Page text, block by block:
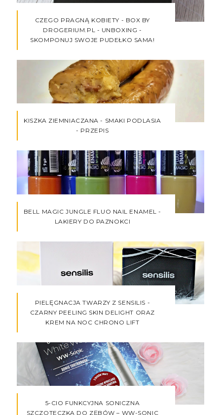
CZEGO PRAGNĄ KOBIETY - BOX BY
DROGERIUM.PL - UNBOXING -
SKOMPONUJ SWOJE PUDEŁKO SAMA!
KISZKA ZIEMNIACZANA - SMAKI PODLASIA
- PRZEPIS
BELL MAGIC JUNGLE FLUO NAIL ENAMEL -
LAKIERY DO PAZNOKCI
PIELĘGNACJA TWARZY Z SENSILIS -
CZARNY PEELING SKIN DELIGHT ORAZ
KREM NA NOC CHRONO LIFT
5-CIO FUNKCYJNA SONICZNA
SZCZOTECZKA DO ZĘBÓW – WW-SONIC